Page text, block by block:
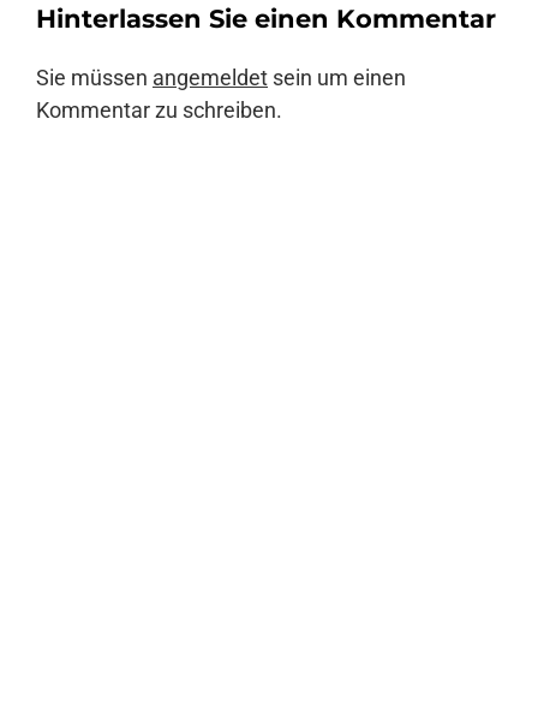
Hinterlassen Sie einen Kommentar
Sie müssen angemeldet sein um einen
Kommentar zu schreiben.